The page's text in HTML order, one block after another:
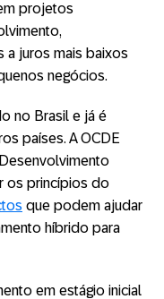
projetos
juros mais baixos
negócios.
no Brasil e já é
países. A OCDE
os princípios do
que podem ajudar
híbrido para
em estágio inicial